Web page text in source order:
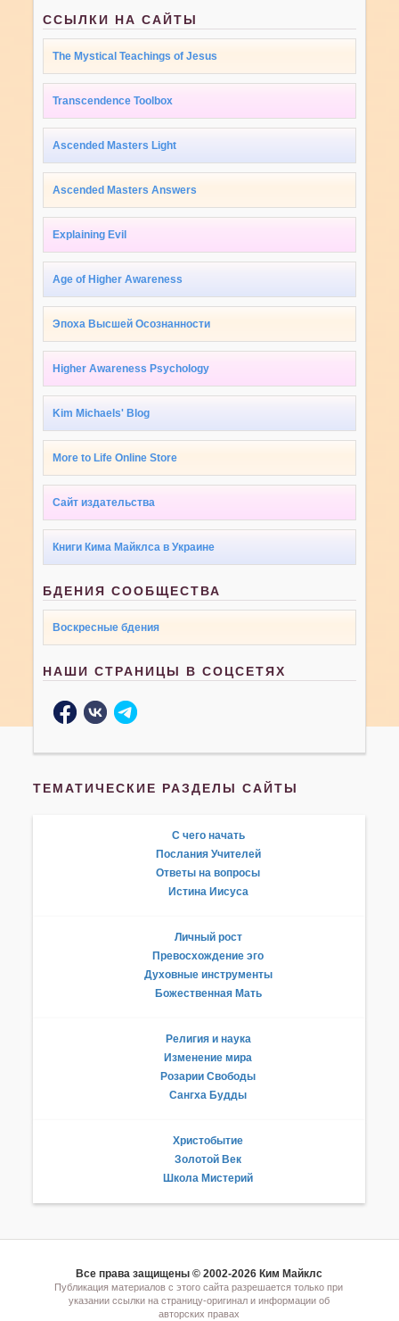
ССЫЛКИ НА САЙТЫ
The Mystical Teachings of Jesus
Transcendence Toolbox
Ascended Masters Light
Ascended Masters Answers
Explaining Evil
Age of Higher Awareness
Эпоха Высшей Осознанности
Higher Awareness Psychology
Kim Michaels' Blog
More to Life Online Store
Сайт издательства
Книги Кима Майклса в Украине
БДЕНИЯ СООБЩЕСТВА
Воскресные бдения
НАШИ СТРАНИЦЫ В СОЦСЕТЯХ
ТЕМАТИЧЕСКИЕ РАЗДЕЛЫ САЙТЫ
С чего начать
Послания Учителей
Ответы на вопросы
Истина Иисуса
Личный рост
Превосхождение эго
Духовные инструменты
Божественная Мать
Религия и наука
Изменение мира
Розарии Свободы
Сангха Будды
Христобытие
Золотой Век
Школа Мистерий
Все права защищены © 2002-2026 Ким Майклс
Публикация материалов с этого сайта разрешается только при
указании ссылки на страницу-оригинал и информации об
авторских правах